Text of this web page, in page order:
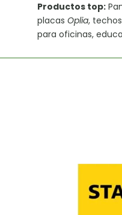
Productos top:
placas Oplia,
para oficinas,